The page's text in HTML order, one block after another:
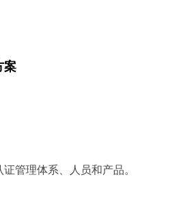
案
管理体系、人员和产品。